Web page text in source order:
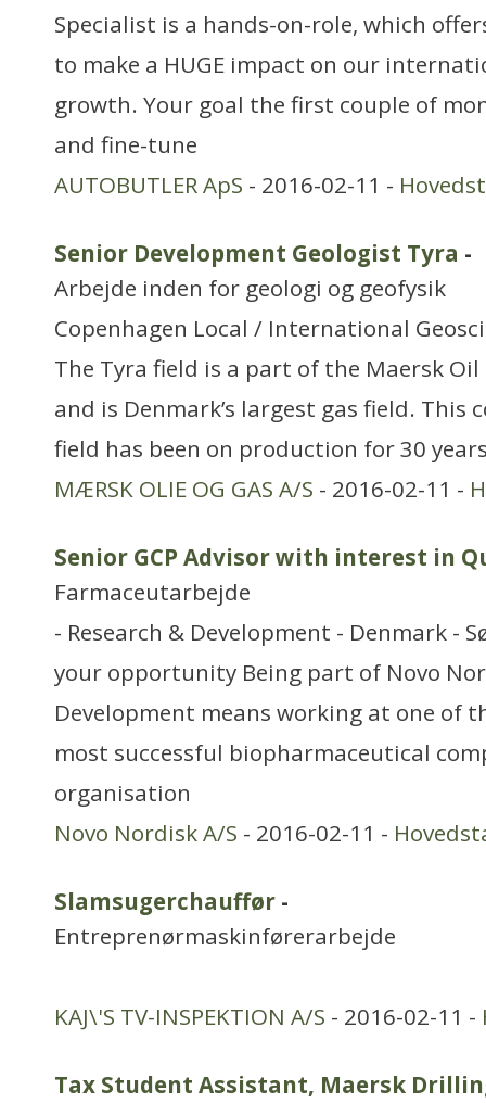
Specialist is a hands-on-role, which
to make a HUGE impact on our
growth. Your goal the first couple of
and fine-tune
AUTOBUTLER ApS - 2016-02-11 -
Senior Development Geologist Tyra -
Arbejde inden for geologi og geofysik
Copenhagen Local / International
The Tyra field is a part of the Maersk
and is Denmark’s largest gas field. This
field has been on production for 30
MÆRSK OLIE OG GAS A/S - 2016-02-11 -
Senior GCP Advisor with interest in
Farmaceutarbejde
- Research & Development - Denmark -
your opportunity Being part of Novo
Development means working at one of
most successful biopharmaceutical
organisation
Novo Nordisk A/S - 2016-02-11 -
Slamsugerchauffør -
Entreprenørmaskinførerarbejde
KAJ\'S TV-INSPEKTION A/S - 2016-02-11 -
Tax Student Assistant, Maersk